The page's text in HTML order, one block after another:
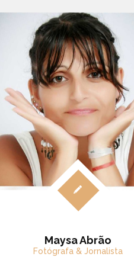
Maysa Abrão
Fotógrafa & Jornalista